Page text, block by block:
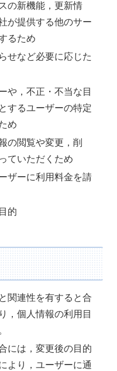
の新機能，更新情
が提供する他のサー
るため
せなど必要に応じた
や，不正・不当な目
するユーザーの特定
め
の閲覧や変更，削
ていただくため
ザーに利用料金を請
的
関連性を有すると合
，個人情報の利用目
には，変更後の目的
より，ユーザーに通